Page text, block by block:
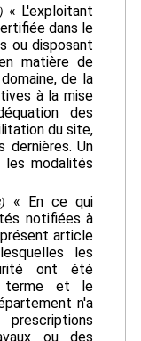
« L'exploitant
dans le
ou disposant
matière de
de la
à la mise
des
du site,
Un
modalités
« En ce qui
notifiées à
article
les
ont été
terme et le
n'a
ou des